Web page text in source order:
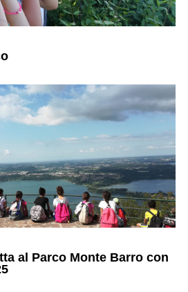
al Parco Monte Barro con